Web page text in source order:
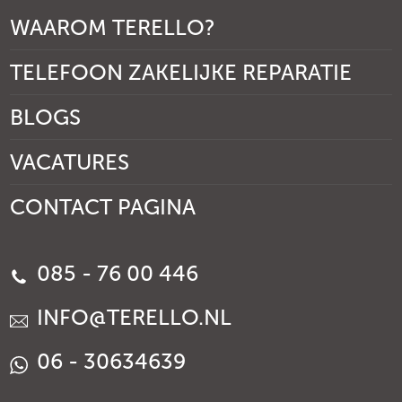
WAAROM TERELLO?
TELEFOON ZAKELIJKE REPARATIE
BLOGS
VACATURES
CONTACT PAGINA
085 - 76 00 446
INFO@TERELLO.NL
06 - 30634639